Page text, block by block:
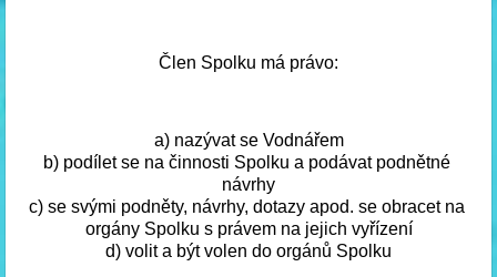
Člen Spolku má právo:
a) nazývat se Vodnářem
b) podílet se na činnosti Spolku a podávat podnětné
návrhy
c) se svými podněty, návrhy, dotazy apod. se obracet na
orgány Spolku s právem na jejich vyřízení
d) volit a být volen do orgánů Spolku